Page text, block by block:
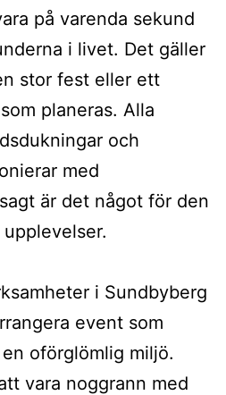
på varenda sekund
i livet. Det gäller
stor fest eller ett
planeras. Alla
och
med
är det något för den
i Sundbyberg
event som
oförglömlig miljö.
vara noggrann med